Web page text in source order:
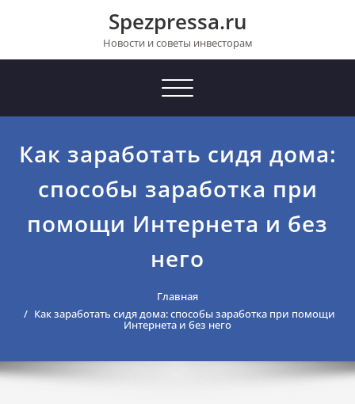
Spezpressa.ru
Новости и советы инвесторам
Toggle
Как заработать сидя дома:
способы заработка при
помощи Интернета и без
него
Главная
Как заработать сидя дома: способы заработка при помощи
Интернета и без него